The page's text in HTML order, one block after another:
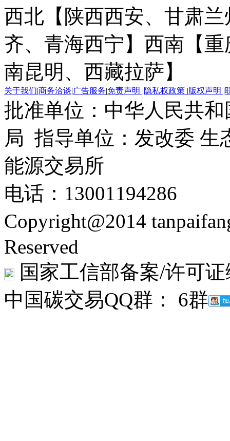
西北【陕西西安、甘肃
齐、青海西宁】 西南【
南昆明、西藏拉萨】
关于我们|商务洽谈|广告服务|免责声明 |隐私权政策 |版权声明 |
批准单位：中华人民共
局 指导单位：发改委 生
能源交易所
电话：13001194286
Copyright@2014
Reserved
国家工信部备案/许可
中国碳交易QQ群： 6群